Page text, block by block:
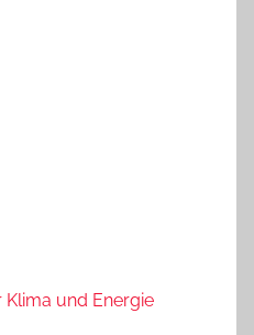
und Energie